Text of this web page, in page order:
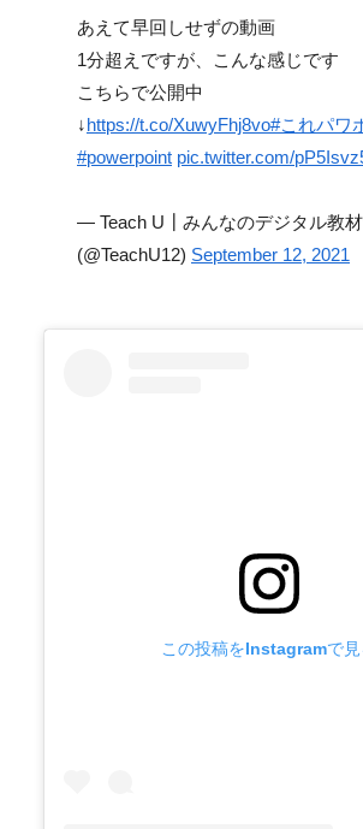
あえて早回しせずの動画
1分超えですが、こんな感じです
こちらで公開中
↓https://t.co/XuwyFhj8vo#これパワ
#powerpoint pic.twitter.com/
— Teach U┃みんなのデジタル教材
(@TeachU12) September 12, 2021
この投稿をInstagramで見